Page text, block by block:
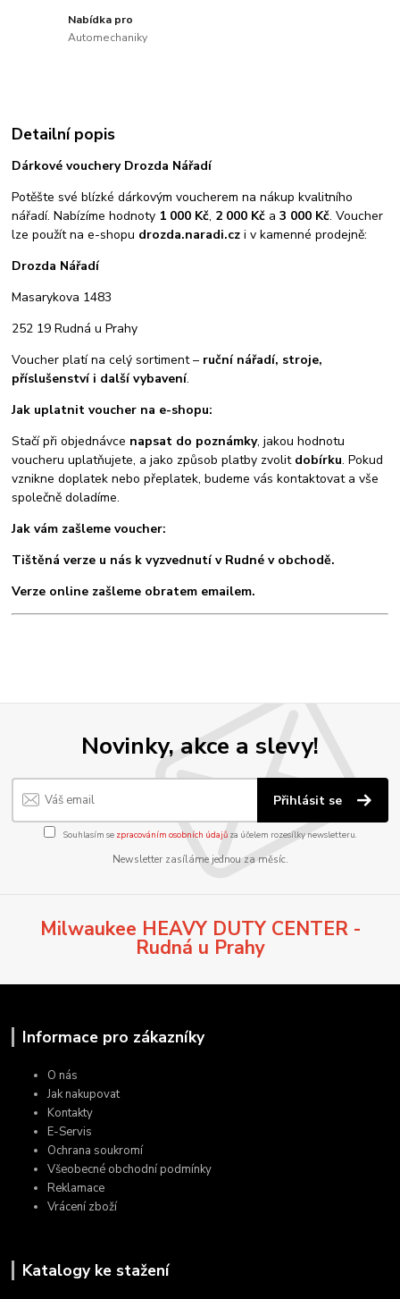
Nabídka pro
Automechaniky
Detailní popis
Dárkové vouchery Drozda Nářadí
Potěšte své blízké dárkovým voucherem na nákup kvalitního
nářadí. Nabízíme hodnoty 1 000 Kč, 2 000 Kč a3 000 Kč. Voucher
lze použít na e-shopu drozda.naradi.cz i v kamenné prodejně:
Drozda Nářadí
Masarykova 1483
252 19 Rudná u Prahy
Voucher platí na celý sortiment – ruční nářadí, stroje,
příslušenství i další vybavení.
Jak uplatnit voucher na e-shopu:
Stačí při objednávce napsat do poznámky, jakou hodnotu
voucheru uplatňujete, a jako způsob platby zvolit dobírku. Pokud
vznikne doplatek nebo přeplatek, budeme vás kontaktovat a vše
společně doladíme.
Jak vám zašleme voucher:
Tištěná verze u nás k vyzvednutí v Rudné v obchodě.
Verze online zašleme obratem emailem.
Novinky, akce a slevy!
Přihlásit se
Souhlasím se zpracováním osobních údajůza účelem rozesílky newsletteru.
Newsletter zasíláme jednou za měsíc.
Milwaukee HEAVY DUTY CENTER -
Rudná u Prahy
Informace pro zákazníky
O nás
Jak nakupovat
Kontakty
E-Servis
Ochrana soukromí
Všeobecné obchodní podmínky
Reklamace
Vrácení zboží
Katalogy ke stažení